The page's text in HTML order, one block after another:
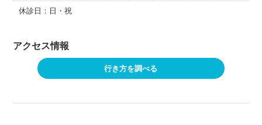
休診日：日・祝
アクセス情報
行き方を調べる